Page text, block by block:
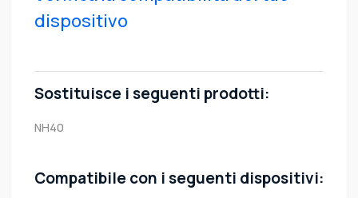
dispositivo
Sostituisce i seguenti prodotti:
NH40
Compatibile con i seguenti dispositivi: